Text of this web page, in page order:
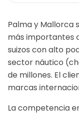
Palma y Mallorca
más importantes
suizos con alto
sector náutico
de millones. El
marcas
La competencia